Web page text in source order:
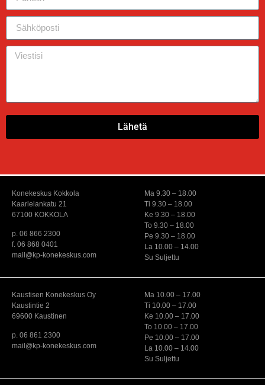
Lähetä
Konekeskus Kokkola
Kaarlelankatu 21
67100 KOKKOLA
p. 06 866 2300
f. 06 868 0401
mail@kp-konekeskus.com
Ma 9.30 – 18.00
Ti 9.30 – 18.00
Ke 9.30 – 18.00
To 9.30 – 18.00
Pe 9.30 – 18.00
La 10.00 – 14.00
Su Suljettu
Kaustisen Konekeskus Oy
Kaustintie 2
69600 Kaustinen
p. 06 861 2300
mail@kp-konekeskus.com
Ma 10.00 – 17.00
Ti 10.00 – 17.00
Ke 10.00 – 17.00
To 10.00 – 17.00
Pe 10.00 – 17.00
La 10.00 – 14.00
Su Suljettu